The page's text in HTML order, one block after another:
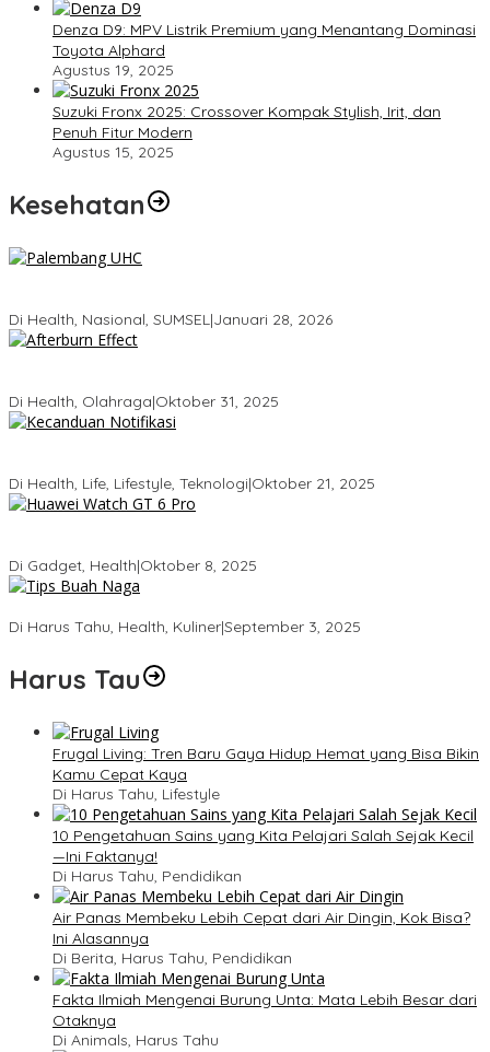
Denza D9: MPV Listrik Premium yang Menantang Dominasi
Toyota Alphard
Agustus 19, 2025
Suzuki Fronx 2025: Crossover Kompak Stylish, Irit, dan
Penuh Fitur Modern
Agustus 15, 2025
Kesehatan
Di Health, Nasional, SUMSEL|Januari 28, 2026
Di Health, Olahraga|Oktober 31, 2025
Di Health, Life, Lifestyle, Teknologi|Oktober 21, 2025
Di Gadget, Health|Oktober 8, 2025
Di Harus Tahu, Health, Kuliner|September 3, 2025
Harus Tau
Frugal Living: Tren Baru Gaya Hidup Hemat yang Bisa Bikin
Kamu Cepat Kaya
Di Harus Tahu, Lifestyle
10 Pengetahuan Sains yang Kita Pelajari Salah Sejak Kecil
—Ini Faktanya!
Di Harus Tahu, Pendidikan
Air Panas Membeku Lebih Cepat dari Air Dingin, Kok Bisa?
Ini Alasannya
Di Berita, Harus Tahu, Pendidikan
Fakta Ilmiah Mengenai Burung Unta: Mata Lebih Besar dari
Otaknya
Di Animals, Harus Tahu